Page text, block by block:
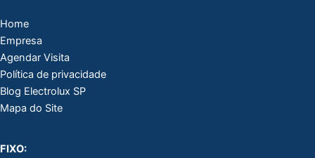
Home
Empresa
Agendar Visita
Política de privacidade
Blog Electrolux SP
Mapa do Site
FIXO: